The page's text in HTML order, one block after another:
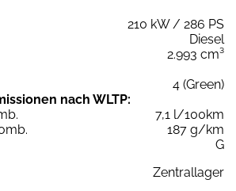
210 kW / 286 PS
Diesel
2.993 cm³
4 (Green)
nach WLTP:
7,1 l/100km
187 g/km
G
Zentrallager